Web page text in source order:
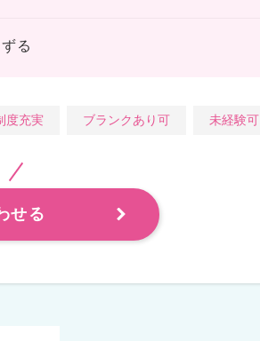
る
度充実 ブランクあり可 未経験可
せる